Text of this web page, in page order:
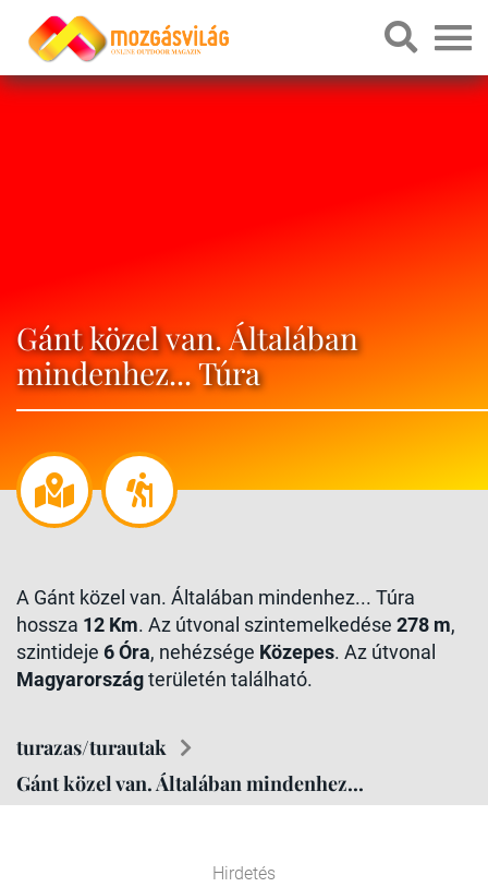
Gánt közel van. Általában
mindenhez... Túra
A Gánt közel van. Általában mindenhez... Túra
hossza 12 Km. Az útvonal szintemelkedése 278 m,
szintideje 6 Óra, nehézsége Közepes. Az útvonal
Magyarországterületén található.
turazas/turautak
Gánt közel van. Általában mindenhez...
Hirdetés